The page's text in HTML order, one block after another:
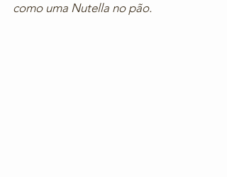
como uma Nutella no pão.